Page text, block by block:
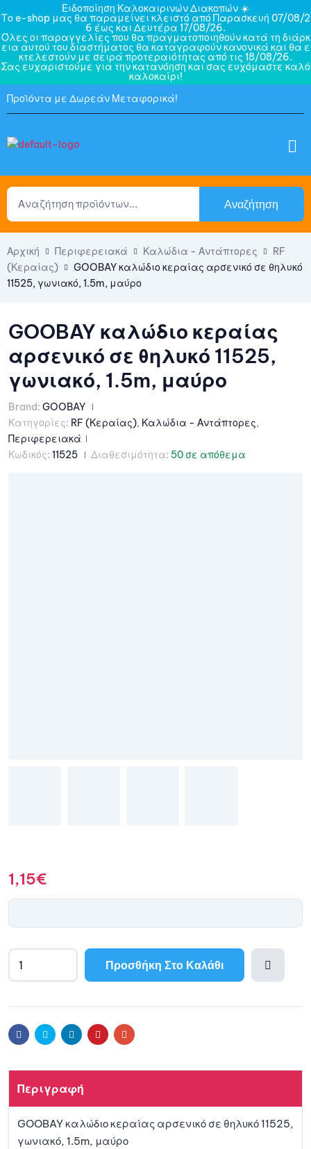
Ειδοποίηση Καλοκαιρινών Διακοπών ☀️
Το e-shop μας θα παραμείνει κλειστό από Παρασκευή 07/08/2
6 έως και Δευτέρα 17/08/26.
Όλες οι παραγγελίες που θα πραγματοποιηθούν κατά τη διάρκ
εια αυτού του διαστήματος θα καταγραφούν κανονικά και θα ε
κτελεστούν με σειρά προτεραιότητας από τις 18/08/26.
Σας ευχαριστούμε για την κατανόηση και σας ευχόμαστε καλό
καλοκαίρι!
Προϊόντα με Δωρεάν Μεταφορικά!
Αναζήτηση
Αρχική Περιφερειακά Καλώδια - Αντάπτορες
RF
(Κεραίας)
GOOBAY καλώδιο κεραίας αρσενικό σε θηλυκό
11525, γωνιακό, 1.5m, μαύρο
GOOBAY καλώδιο κεραίας
αρσενικό σε θηλυκό 11525,
γωνιακό, 1.5m, μαύρο
Brand: GOOBAY
Κατηγορίες: RF (Κεραίας), Καλώδια - Αντάπτορες,
Περιφερειακά
Κωδικός: 11525 Διαθεσιμότητα: 50 σε απόθεμα
1,15€
Προσθήκη Στο Καλάθι
αγαπη
FacebookTwitter LinkedinPinterestEmail
Περιγραφή
GOOBAY καλώδιο κεραίας αρσενικό σε θηλυκό 11525,
γωνιακό, 1.5m, μαύρο